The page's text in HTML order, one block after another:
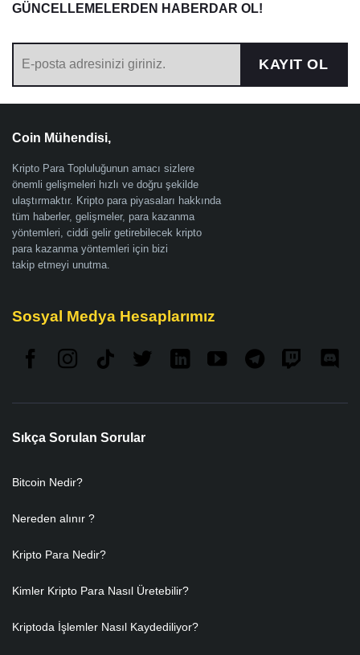
GÜNCELLEMELERDEN HABERDAR OL!
KAYIT OL
Coin Mühendisi,
Kripto Para Topluluğunun amacı sizlere
önemli gelişmeleri hızlı ve doğru şekilde
ulaştırmaktır. Kripto para piyasaları hakkında
tüm haberler, gelişmeler, para kazanma
yöntemleri, ciddi gelir getirebilecek kripto
para kazanma yöntemleri için bizi
takip etmeyi unutma.
Sosyal Medya Hesaplarımız
Sıkça Sorulan Sorular
Bitcoin Nedir?
Nereden alınır ?
Kripto Para Nedir?
Kimler Kripto Para Nasıl Üretebilir?
Kriptoda İşlemler Nasıl Kaydediliyor?